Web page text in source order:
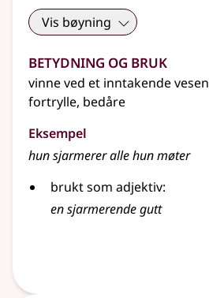
Vis bøyning
Betydning og bruk
vinne ved et inntakende vesen
fortrylle, bedåre
Eksempel
hunsjarmereralle hun møter
brukt som adjektiv:
ensjarmerendegutt